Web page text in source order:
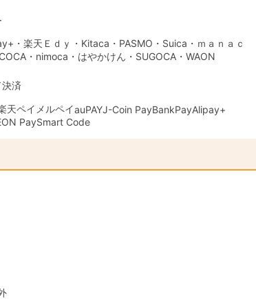
・楽天Ｅｄｙ・Kitaca・PASMO・Suica・ｍａｎａｃ
・nimoca・はやかけん・SUGOCA・WAON
済
天ペイ メルペイauPAYJ-Coin PayBankPayAlipay+
PaySmart Code